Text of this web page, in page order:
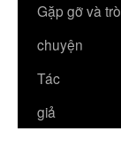
Gặp gỡ và trò
chuyện
Tác
giả